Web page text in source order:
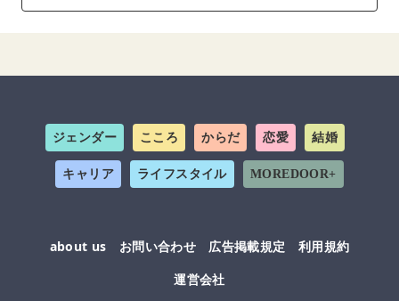
ジェンダー こころ からだ 恋愛 結婚
キャリア ライフスタイル MOREDOOR+
about us お問い合わせ 広告掲載規定
利用規約
運営会社